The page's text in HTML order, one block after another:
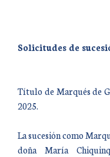
Solicitudes de
Título de Marqués de
2025.
La sucesión como
doña María